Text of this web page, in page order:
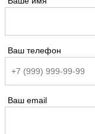
Ваш телефон
Ваш email